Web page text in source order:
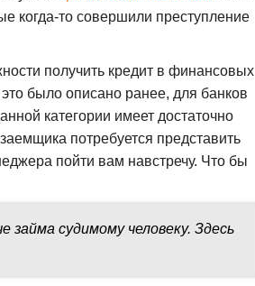
когда-то совершили преступление
получить кредит в финансовых
было описано ранее, для банков
категории имеет достаточно
потребуется представить
пойти вам навстречу. Что бы
судимому человеку. Здесь